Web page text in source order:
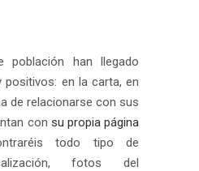
población han llegado
en la carta, en
de relacionarse con sus
con su propia página
todo tipo de
fotos del